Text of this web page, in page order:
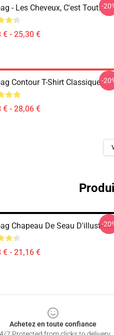
- Les Cheveux, C'est Tout.
€ - 25,30 €
-
Contour T-Shirt Classique
€ - 28,06 €
-
Chapeau De Seau
€ - 21,16 €
-
Achetez en toute confiance